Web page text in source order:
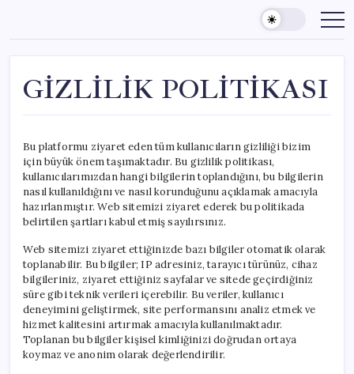
content
GİZLİLİK POLİTİKASI
Bu platformu ziyaret eden tüm kullanıcıların gizliliği bizim
için büyük önem taşımaktadır. Bu gizlilik politikası,
kullanıcılarımızdan hangi bilgilerin toplandığını, bu bilgilerin
nasıl kullanıldığını ve nasıl korunduğunu açıklamak amacıyla
hazırlanmıştır. Web sitemizi ziyaret ederek bu politikada
belirtilen şartları kabul etmiş sayılırsınız.
Web sitemizi ziyaret ettiğinizde bazı bilgiler otomatik olarak
toplanabilir. Bu bilgiler; IP adresiniz, tarayıcı türünüz, cihaz
bilgileriniz, ziyaret ettiğiniz sayfalar ve sitede geçirdiğiniz
süre gibi teknik verileri içerebilir. Bu veriler, kullanıcı
deneyimini geliştirmek, site performansını analiz etmek ve
hizmet kalitesini artırmak amacıyla kullanılmaktadır.
Toplanan bu bilgiler kişisel kimliğinizi doğrudan ortaya
koymaz ve anonim olarak değerlendirilir.